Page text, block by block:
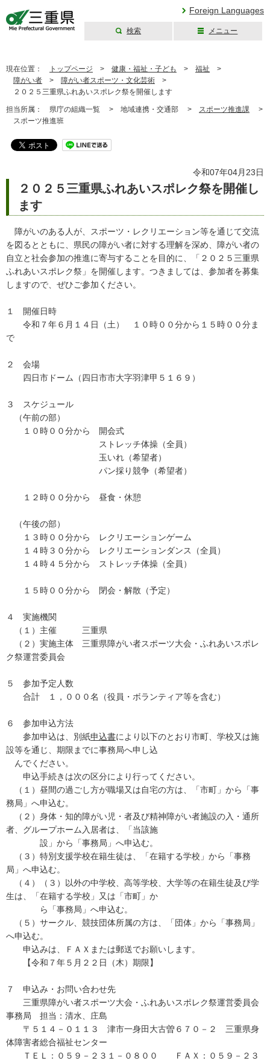
Foreign Languages
検索 メニュー
現在位置： トップページ > 健康・福祉・子ども > 福祉 >
障がい者 > 障がい者スポーツ・文化芸術 >
２０２５三重県ふれあいスポレク祭を開催します
担当所属： 県庁の組織一覧 > 地域連携・交通部 > スポーツ推進課 >
スポーツ推進班
令和07年04月23日
２０２５三重県ふれあいスポレク祭を開催し
ます
障がいのある人が、スポーツ・レクリエーション等を通じて交流
を図るとともに、県民の障がい者に対する理解を深め、障がい者の
自立と社会参加の推進に寄与することを目的に、「２０２５三重県
ふれあいスポレク祭」を開催します。つきましては、参加者を募集
しますので、ぜひご参加ください。
１ 開催日時
令和７年６月１４日（土） １０時００分から１５時００分ま
で
２ 会場
四日市ドーム（四日市市大字羽津甲５１６９）
３ スケジュール
（午前の部）
１０時００分から 開会式
ストレッチ体操（全員）
玉いれ（希望者）
パン採り競争（希望者）
１２時００分から 昼食・休憩
（午後の部）
１３時００分から レクリエーションゲーム
１４時３０分から レクリエーションダンス（全員）
１４時４５分から ストレッチ体操（全員）
１５時００分から 閉会・解散（予定）
４ 実施機関
（１）主催 三重県
（２）実施主体 三重県障がい者スポーツ大会・ふれあいスポレ
ク祭運営委員会
５ 参加予定人数
合計 １，０００名（役員・ボランティア等を含む）
６ 参加申込方法
参加申込は、別紙申込書により以下のとおり市町、学校又は施
設等を通じ、期限までに事務局へ申し込
んでください。
申込手続きは次の区分により行ってください。
（１）昼間の過ごし方が職場又は自宅の方は、「市町」から「事
務局」へ申込む。
（２）身体・知的障がい児・者及び精神障がい者施設の入・通所
者、グループホーム入居者は、「当該施
設」から「事務局」へ申込む。
（３）特別支援学校在籍生徒は、「在籍する学校」から「事務
局」へ申込む。
（４）（３）以外の中学校、高等学校、大学等の在籍生徒及び学
生は、「在籍する学校」又は「市町」か
ら「事務局」へ申込む。
（５）サークル、競技団体所属の方は、「団体」から「事務局」
へ申込む。
申込みは、ＦＡＸまたは郵送でお願いします。
【令和７年５月２２日（木）期限】
７ 申込み・お問い合わせ先
三重県障がい者スポーツ大会・ふれあいスポレク祭運営委員会
事務局 担当：清水、庄島
〒５１４－０１１３ 津市一身田大古曽６７０－２ 三重県身
体障害者総合福祉センター
ＴＥＬ：０５９－２３１－０８００ ＦＡＸ：０５９－２３